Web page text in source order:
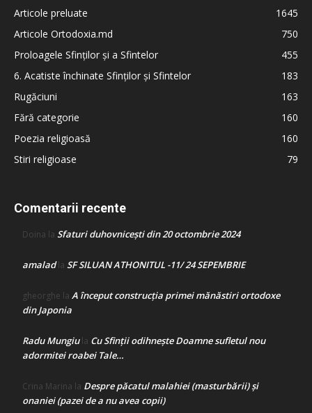
Articole preluate
1645
Articole Ortodoxia.md
750
Proloagele Sfinților și a Sfintelor
455
6. Acatiste închinate Sfinților și Sfintelor
183
Rugăciuni
163
Fără categorie
160
Poezia religioasă
160
Stiri religioase
79
Comentarii recente
Doina la Sfaturi duhovnicești din 20 octombrie 2024
amaladla SF SILUAN ATHONITUL -11/ 24 SEPEMBRIE
gheorghe la A început construcţia primei mănăstiri ortodoxe
din Japonia
Radu Mungiula Cu Sfinții odihnește Doamne sufletul nou
adormitei roabei Tale…
Crina Marina la Despre păcatul malahiei (masturbării) şi
onaniei (pazei de a nu avea copii)